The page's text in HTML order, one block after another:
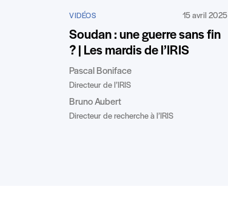
VIDÉOS 15 avril 2025
Soudan : une guerre sans fin
? | Les mardis de l’IRIS
Pascal Boniface
Directeur de l’IRIS
Bruno Aubert
Directeur de recherche à l’IRIS